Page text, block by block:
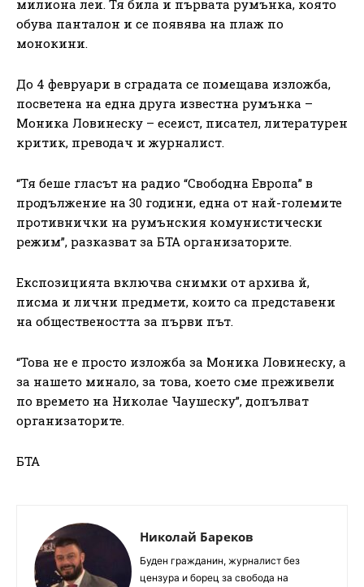
милиона леи. Тя била и първата румънка, която
обува панталон и се появява на плаж по
монокини.
До 4 февруари в сградата се помещава изложба,
посветена на една друга известна румънка –
Моника Ловинеску – есеист, писател, литературен
критик, преводач и журналист.
“Тя беше гласът на радио “Свободна Европа” в
продължение на 30 години, една от най-големите
противнички на румънския комунистически
режим”, разказват за БТА организаторите.
Експозицията включва снимки от архива й,
писма и лични предмети, които са представени
на обществеността за първи път.
“Това не е просто изложба за Моника Ловинеску, а
за нашето минало, за това, което сме преживели
по времето на Николае Чаушеску”, допълват
организаторите.
БТА
Николай Бареков
Буден гражданин, журналист без
цензура и борец за свобода на